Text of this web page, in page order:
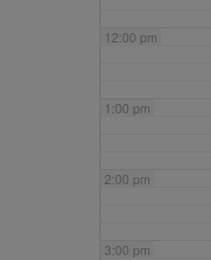
12:00 pm
1:00 pm
2:00 pm
3:00 pm